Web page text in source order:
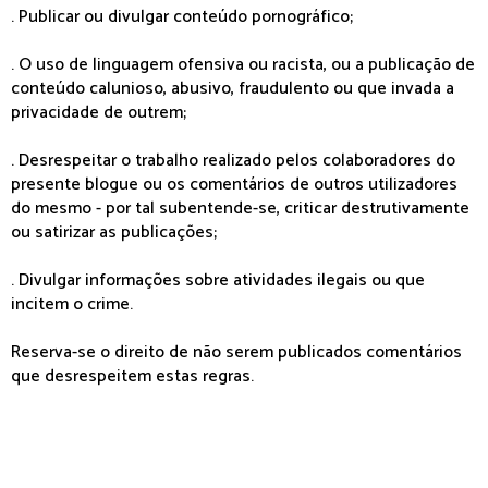
. Publicar ou divulgar conteúdo pornográfico;
. O uso de linguagem ofensiva ou racista, ou a publicação de
conteúdo calunioso, abusivo, fraudulento ou que invada a
privacidade de outrem;
. Desrespeitar o trabalho realizado pelos colaboradores do
presente blogue ou os comentários de outros utilizadores
do mesmo - por tal subentende-se, criticar destrutivamente
ou satirizar as publicações;
. Divulgar informações sobre atividades ilegais ou que
incitem o crime.
Reserva-se o direito de não serem publicados comentários
que desrespeitem estas regras.